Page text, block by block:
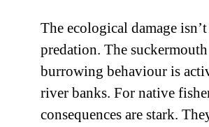
The ecological damage
predation. The suckermouth
burrowing behaviour is
river banks. For native
consequences are stark.